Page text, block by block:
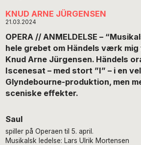
KNUD ARNE JÜRGENSEN
21.03.2024
OPERA // ANMELDELSE –
hele grebet om Händels værk
Knud Arne Jürgensen. Händels
Iscenesat – med stort ”I” – i en
Glyndebourne-produktion, men
sceniske effekter.
Saul
spiller på Operaen til 5. april.
Musikalsk ledelse: Lars Ulrik Mortensen